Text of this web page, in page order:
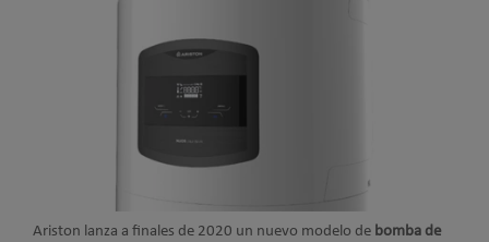
Ariston lanza a finales de 2020 un nuevo modelo de bomba de